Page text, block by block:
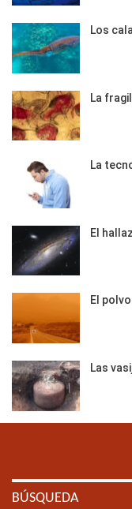
Los
La
La
El
El
Las
BÚSQUEDA